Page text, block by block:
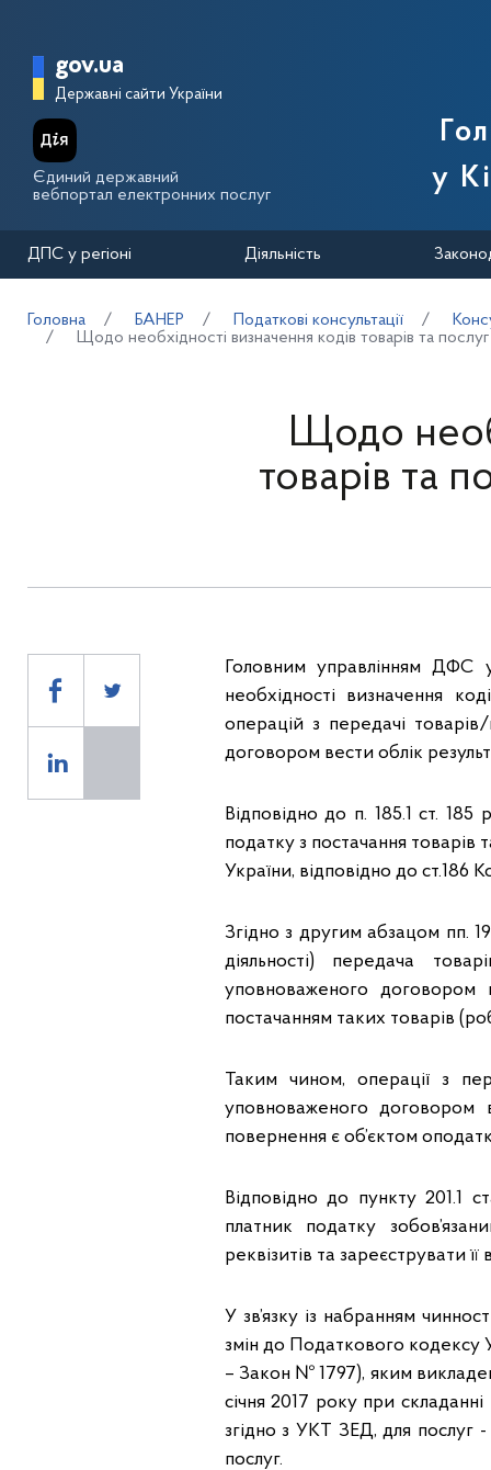
Головна сторінка Державної
gov.ua
Державні сайти України
Єдиний державний
вебпортал електронних послуг
у
ДПС у регіоні Діяльність
Головна БАНЕР Податкові консультації
Щодо необхідності визначення кодів товарів та послуг
Щодо
товарів та
Головним управлінням ДФС у
необхідності визначення
операцій з передачі
договором вести облік
Відповідно до п. 185.1 ст.
податку з постачання товарів
України, відповідно до ст.186
Згідно з другим абзацом пп.
діяльності) передача
уповноваженого договором
постачанням таких товарів
Таким чином, операції з
уповноваженого договором
повернення є об’єктом
Відповідно до пункту 201.1
платник податку
реквізитів та зареєструвати
У зв’язку із набранням
змін до Податкового кодексу
– Закон № 1797), яким
січня 2017 року при
згідно з УКТ ЗЕД, для послуг
послуг.